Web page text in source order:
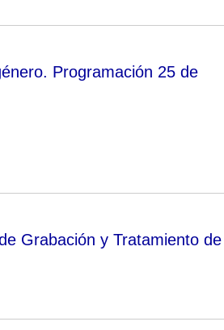
Programación 25 de
Grabación y Tratamiento de